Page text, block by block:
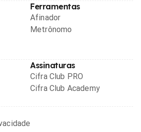
Ferramentas
Afinador
Metrônomo
Assinaturas
Cifra Club PRO
Cifra Club Academy